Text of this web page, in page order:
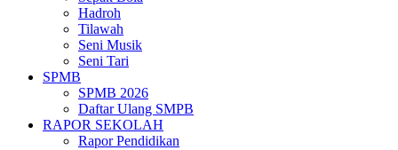
Hadroh
Tilawah
Seni Musik
Seni Tari
SPMB
SPMB 2026
Daftar Ulang SMPB
RAPOR SEKOLAH
Rapor Pendidikan